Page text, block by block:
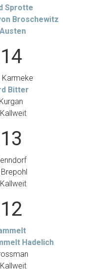
Sprotte
Broschewitz
Karmeke
Bitter
Hadelich